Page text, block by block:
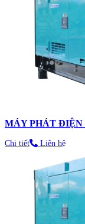
MÁY PHÁT ĐIỆN
Chi tiết Liên hệ